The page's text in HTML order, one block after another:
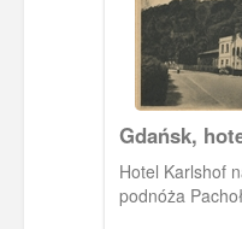
Gdańsk,
Hotel Karlshof
podnóża